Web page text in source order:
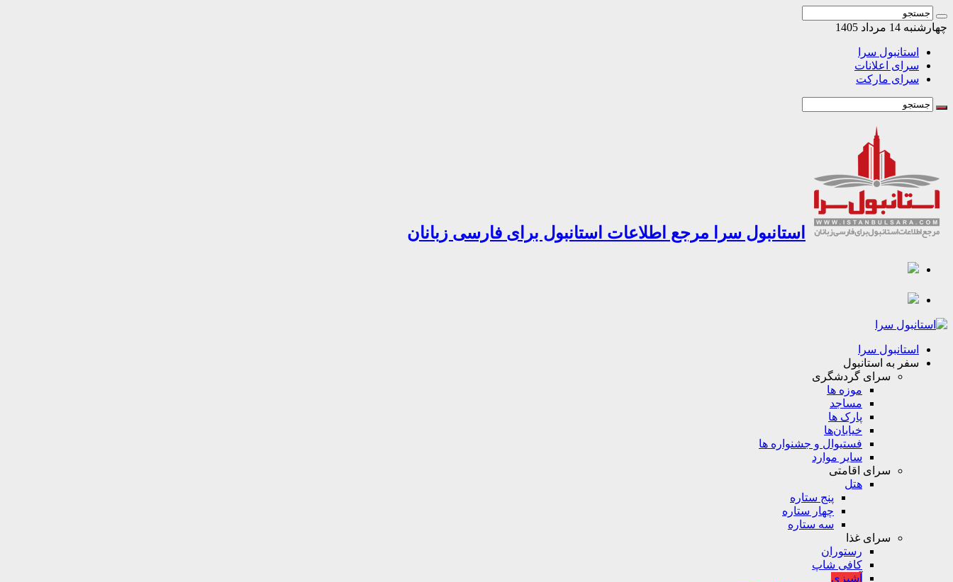
چهارشنبه 14 مرداد 1405
استانبول سرا
سرای اعلانات
سرای مارکت
استانبول سرا مرجع اطلاعات استانبول برای فارسی زبانان
استانبول سرا
سفر به استانبول
سرای گردشگری
موزه ها
مساجد
پارک ها
خیابان‌ها
فستیوال و جشنواره ها
سایر موارد
سرای اقامتی
هتل
پنج ستاره
چهار ستاره
سه ستاره
سرای غذا
رستوران
کافی شاپ
آشپزی